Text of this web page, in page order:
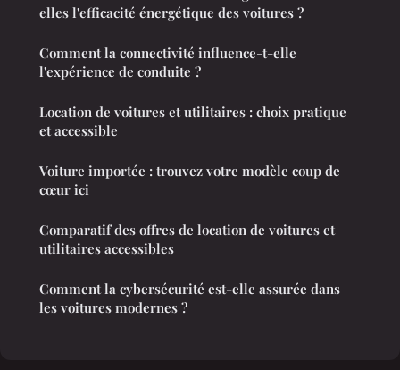
elles l'efficacité énergétique des voitures ?
Comment la connectivité influence-t-elle
l'expérience de conduite ?
Location de voitures et utilitaires : choix pratique
et accessible
Voiture importée : trouvez votre modèle coup de
cœur ici
Comparatif des offres de location de voitures et
utilitaires accessibles
Comment la cybersécurité est-elle assurée dans
les voitures modernes ?